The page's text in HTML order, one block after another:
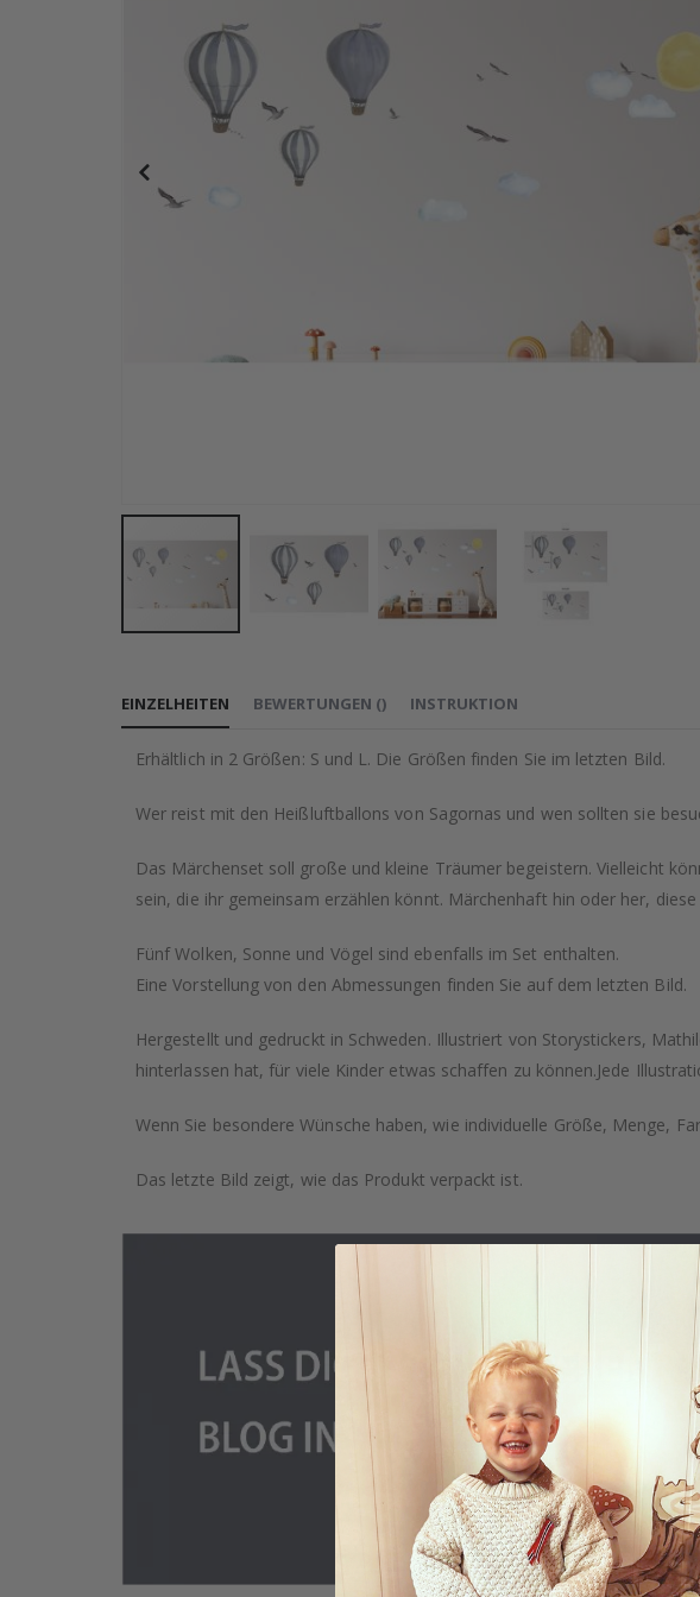
Personalisiertes Poster - Individueller Karten-Druck - Wo alles
der
springen
EINZELHEITEN
Erhältlich in 2 Größen: S und L. Die Größen finden Sie im letzten Bild.
Wer reist mit den Heißluftballons von Sagornas und wen sollten sie
Das Märchenset soll große und kleine Träumer begeistern. Vielleicht
sein, die ihr gemeinsam erzählen könnt. Märchenhaft hin oder her,
Fünf Wolken, Sonne und Vögel sind ebenfalls im Set enthalten.
Eine Vorstellung von den Abmessungen finden Sie auf dem letzten Bild.
Hergestellt und gedruckt in Schweden. Illustriert von Storystickers,
hinterlassen hat, für viele Kinder etwas schaffen zu können.Jede
Wenn Sie besondere Wünsche haben, wie individuelle Größe, Menge,
Das letzte Bild zeigt, wie das Produkt verpackt ist.
BEWERTUNGEN () INSTRUKTION